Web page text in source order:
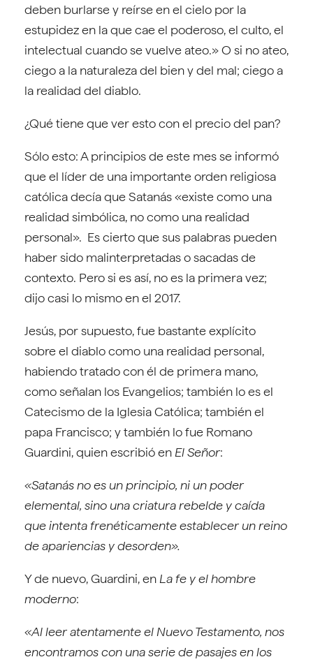
deben burlarse y reírse en el cielo por la
estupidez en la que cae el poderoso, el culto, el
intelectual cuando se vuelve ateo.» O si no ateo,
ciego a la naturaleza del bien y del mal; ciego a
la realidad del diablo.
¿Qué tiene que ver esto con el precio del pan?
Sólo esto: A principios de este mes se informó
que el líder de una importante orden religiosa
católica decía que Satanás «existe como una
realidad simbólica, no como una realidad
personal». Es cierto que sus palabras pueden
haber sido malinterpretadas o sacadas de
contexto. Pero si es así, no es la primera vez;
dijo casi lo mismo en el 2017.
Jesús, por supuesto, fue bastante explícito
sobre el diablo como una realidad personal,
habiendo tratado con él de primera mano,
como señalan los Evangelios; también lo es el
Catecismo de la Iglesia Católica; también el
papa Francisco; y también lo fue Romano
Guardini, quien escribió en El Señor:
«Satanás no es un principio, ni un poder
elemental, sino una criatura rebelde y caída
que intenta frenéticamente establecer un reino
de apariencias y desorden».
Y de nuevo, Guardini, en La fe y el hombre
moderno:
«Al leer atentamente el Nuevo Testamento, nos
encontramos con una serie de pasajes en los